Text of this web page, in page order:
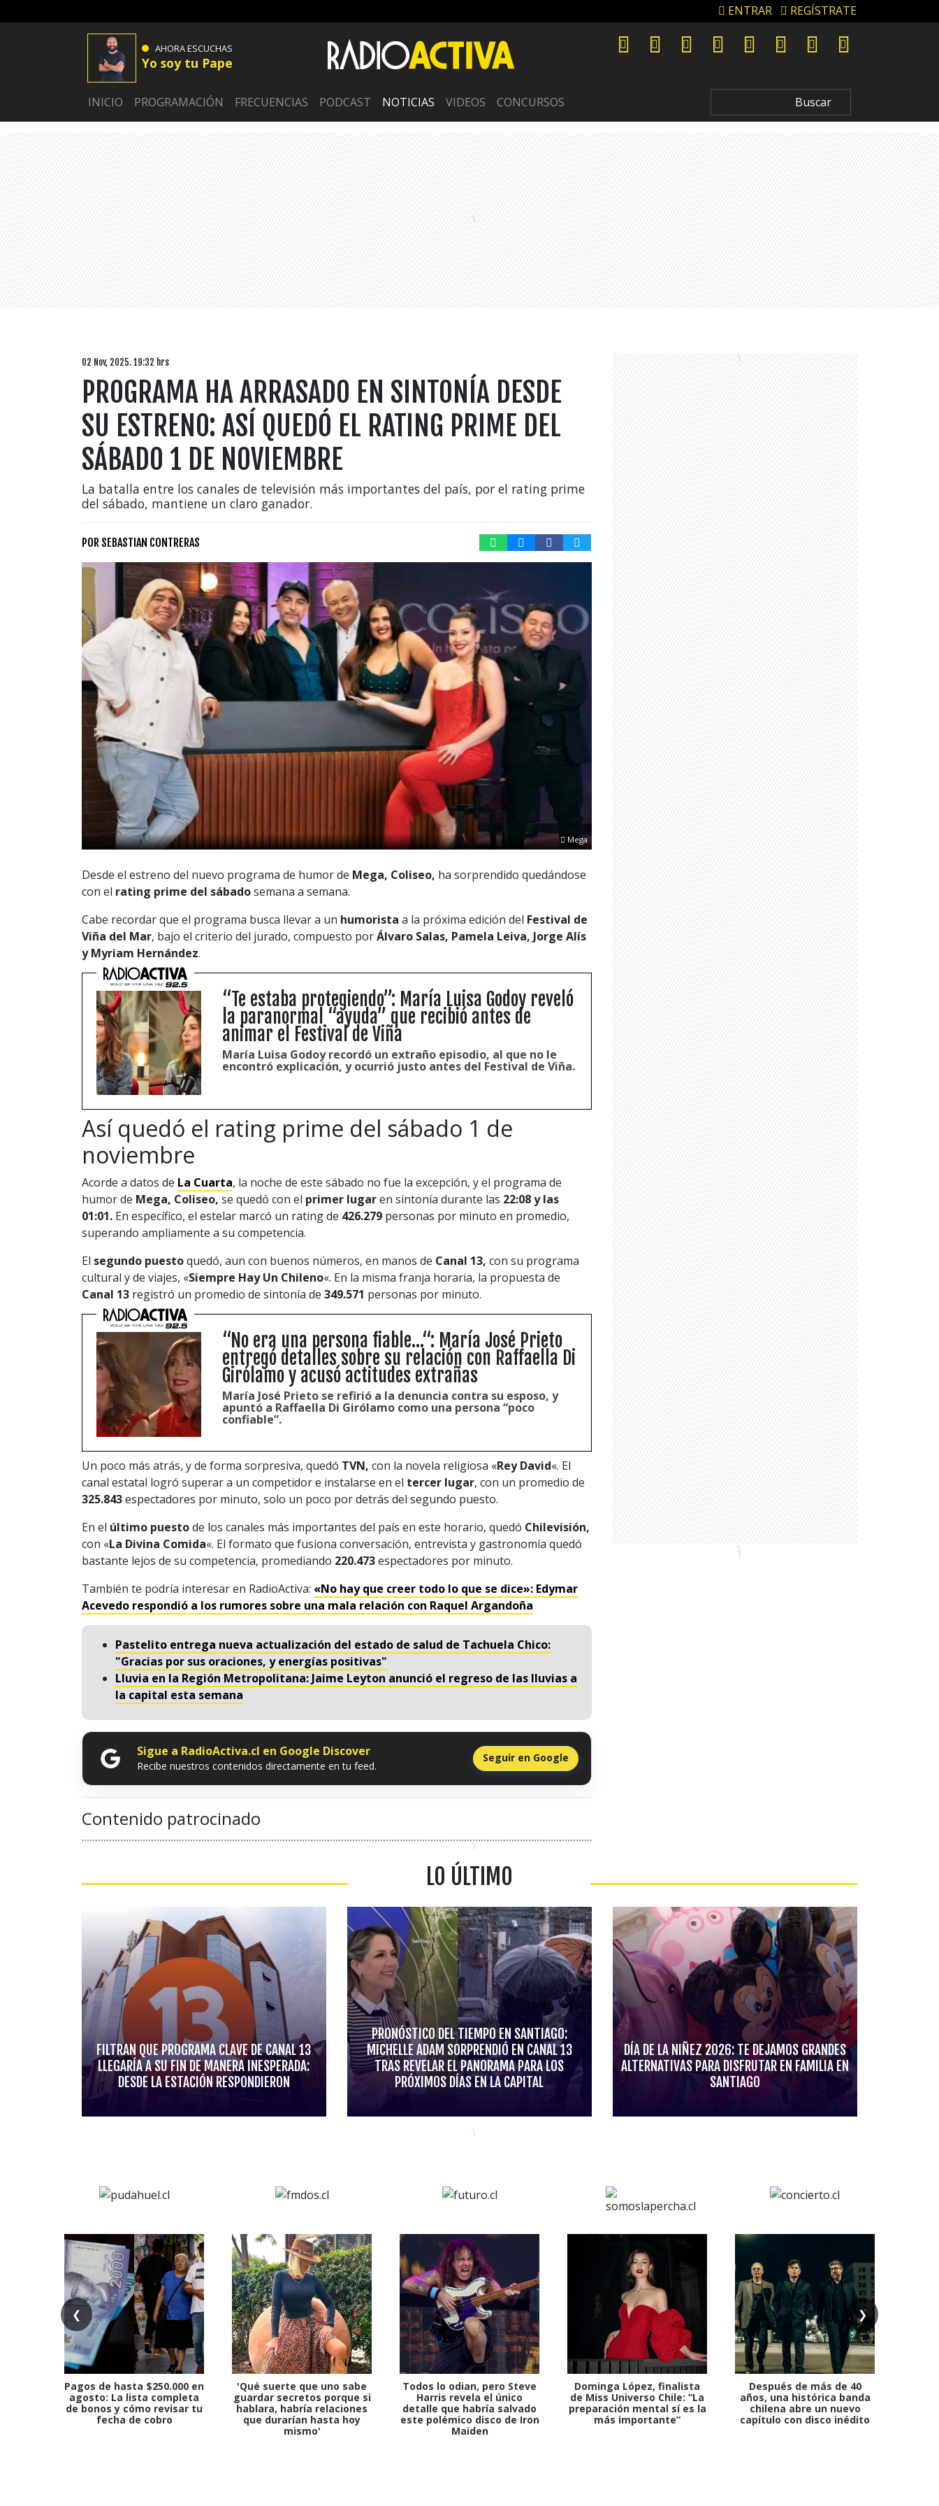
ENTRAR REGÍSTRATE
AHORA ESCUCHAS
Yo soy tu Pape
INICIO PROGRAMACIÓN FRECUENCIAS PODCAST NOTICIAS VIDEOS CONCURSOS
02 Nov, 2025. 19:32 hrs
PROGRAMA HA ARRASADO EN SINTONÍA DESDE
SU ESTRENO: ASÍ QUEDÓ EL RATING PRIME DEL
SÁBADO 1 DE NOVIEMBRE
La batalla entre los canales de televisión más importantes del país, por el rating prime
del sábado, mantiene un claro ganador.
POR SEBASTIAN CONTRERAS
Mega
Desde el estreno del nuevo programa de humor de Mega, Coliseo, ha sorprendido quedándose
con el rating prime del sábadosemana a semana.
Cabe recordar que el programa busca llevar a un humorista a la próxima edición del Festival de
Viña del Mar, bajo el criterio del jurado, compuesto porÁlvaro Salas, Pamela Leiva, Jorge Alís
y Myriam Hernández.
“Te estaba protegiendo”: María Luisa Godoy reveló
la paranormal “ayuda” que recibió antes de
animar el Festival de Viña
María Luisa Godoy recordó un extraño episodio, al que no le
encontró explicación, y ocurrió justo antes del Festival de Viña.
Así quedó el rating prime del sábado 1 de
noviembre
Acorde a datos de La Cuarta, la noche de este sábado no fue la excepción, y el programa de
humor de Mega, Coliseo, se quedó con el primer lugaren sintonía durante las 22:08 y las
01:01. En específico, el estelar marcó un rating de 426.279 personas por minuto en promedio,
superando ampliamente a su competencia.
El segundo puestoquedó, aun con buenos números, en manos de Canal 13, con su programa
cultural y de viajes, «Siempre Hay Un Chileno«. En la misma franja horaria, la propuesta de
Canal 13 registró un promedio de sintonía de 349.571 personas por minuto.
“No era una persona fiable...“: María José Prieto
entregó detalles sobre su relación con Raffaella Di
Girólamo y acusó actitudes extrañas
María José Prieto se refirió a la denuncia contra su esposo, y
apuntó a Raffaella Di Girólamo como una persona “poco
confiable”.
Un poco más atrás, y de forma sorpresiva, quedó TVN, con la novela religiosa «Rey David«. El
canal estatal logró superar a un competidor e instalarse en el tercer lugar, con un promedio de
325.843espectadores por minuto, solo un poco por detrás del segundo puesto.
En el último puestode los canales más importantes del país en este horario, quedó Chilevisión,
con «La Divina Comida«. El formato que fusiona conversación, entrevista y gastronomía quedó
bastante lejos de su competencia, promediando 220.473espectadores por minuto.
También te podría interesar en RadioActiva: «No hay que creer todo lo que se dice»: Edymar
Acevedo respondió a los rumores sobre una mala relación con Raquel Argandoña
Pastelito entrega nueva actualización del estado de salud de Tachuela Chico:
"Gracias por sus oraciones, y energías positivas"
Lluvia en la Región Metropolitana: Jaime Leyton anunció el regreso de las lluvias a
la capital esta semana
Sigue a RadioActiva.cl en Google Discover
Recibe nuestros contenidos directamente en tu feed.
Seguir en Google
Contenido patrocinado
LO ÚLTIMO
FILTRAN QUE PROGRAMA CLAVE DE CANAL 13
LLEGARÍA A SU FIN DE MANERA INESPERADA:
DESDE LA ESTACIÓN RESPONDIERON
PRONÓSTICO DEL TIEMPO EN SANTIAGO:
MICHELLE ADAM SORPRENDIÓ EN CANAL 13
TRAS REVELAR EL PANORAMA PARA LOS
PRÓXIMOS DÍAS EN LA CAPITAL
DÍA DE LA NIÑEZ 2026: TE DEJAMOS GRANDES
ALTERNATIVAS PARA DISFRUTAR EN FAMILIA EN
SANTIAGO
❮ ❯
Pagos de hasta $250.000 en
agosto: La lista completa
de bonos y cómo revisar tu
fecha de cobro
'Qué suerte que uno sabe
guardar secretos porque si
hablara, habría relaciones
que durarían hasta hoy
mismo'
Todos lo odian, pero Steve
Harris revela el único
detalle que habría salvado
este polémico disco de Iron
Maiden
Dominga López, finalista
de Miss Universo Chile: “La
preparación mental sí es la
más importante”
Después de más de 40
años, una histórica banda
chilena abre un nuevo
capítulo con disco inédito